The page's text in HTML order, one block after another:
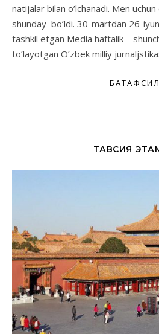
natijalar bilan o’lchanadi. Men
shunday bo’ldi. 30-martdan 26-
tashkil etgan Media haftalik –
to’layotgan O’zbek milliy
БАТАФСИЛ
ТАВСИЯ